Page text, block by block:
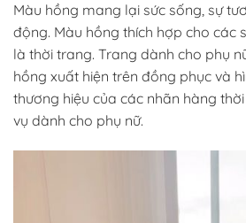
Màu hồng mang lại sức sống, sự
động. Màu hồng thích hợp cho các
là thời trang. Trang dành cho phụ
hồng xuất hiện trên đồng phục và
thương hiệu của các nhãn hàng
vụ dành cho phụ nữ.